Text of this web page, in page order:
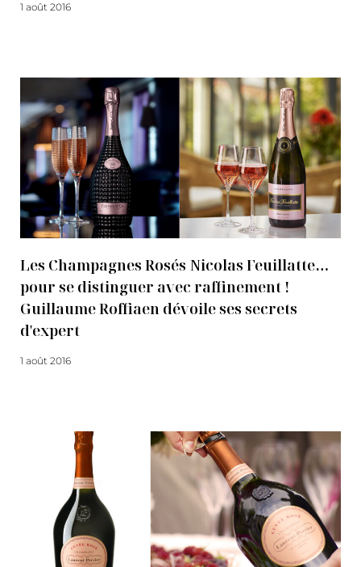
1 août 2016
Les Champagnes Rosés Nicolas Feuillatte…
pour se distinguer avec raffinement !
Guillaume Roffiaen dévoile ses secrets
d'expert
1 août 2016